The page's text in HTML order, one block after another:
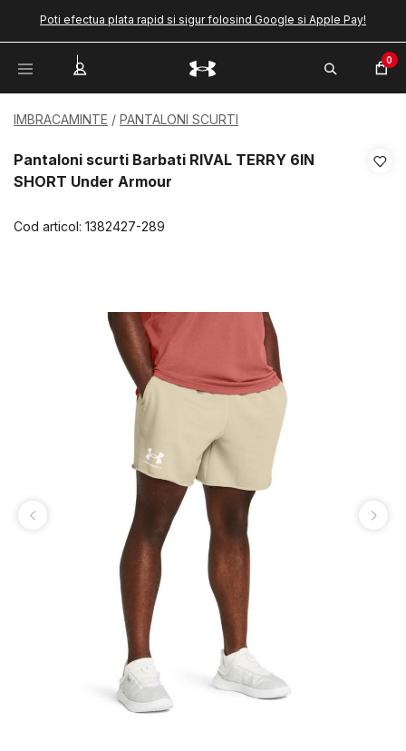
Poti efectua plata rapid si sigur folosind Google si Apple Pay!
0
IMBRACAMINTE PANTALONI SCURTI
Pantaloni scurti Barbati RIVAL TERRY 6IN
SHORT Under Armour
Cod articol: 1382427-289